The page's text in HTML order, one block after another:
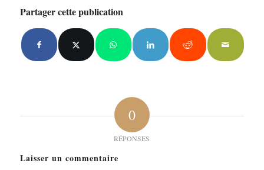
Partager cette publication
0
RÉPONSES
Laisser un commentaire